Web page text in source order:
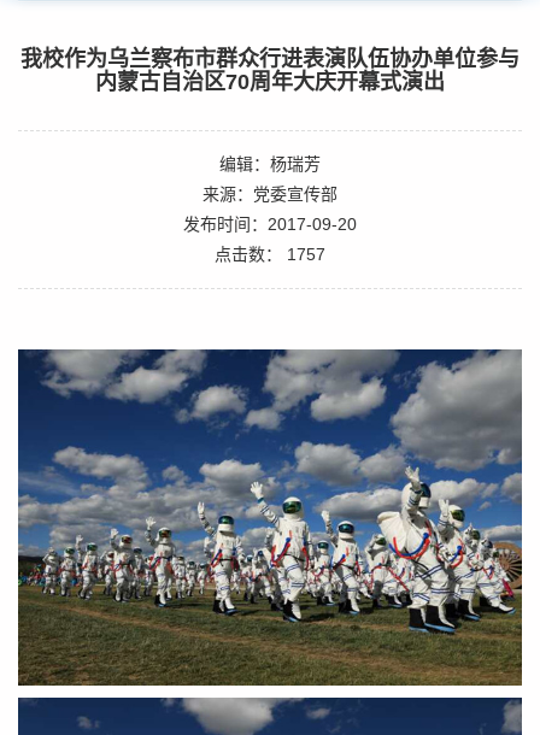
我校作为乌兰察布市群众行进表演队伍协办单位参与
内蒙古自治区70周年大庆开幕式演出
编辑：杨瑞芳
来源：党委宣传部
发布时间：2017-09-20
点击数： 1757